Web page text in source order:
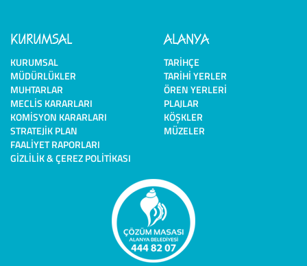
KURUMSAL
KURUMSAL
MÜDÜRLÜKLER
MUHTARLAR
MECLIS KARARLARI
KOMISYON KARARLARI
STRATEJIK PLAN
FAALIYET RAPORLARI
GIZLILIK & ÇEREZ POLITIKASI
ALANYA
TARIHÇE
TARIHI YERLER
ÖREN YERLERI
PLAJLAR
KÖŞKLER
MÜZELER